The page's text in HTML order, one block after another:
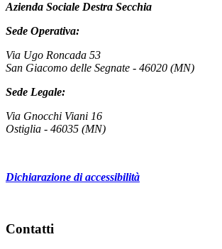
Azienda Sociale Destra Secchia
Sede Operativa:
Via Ugo Roncada 53
San Giacomo delle Segnate - 46020 (MN)
Sede Legale:
Via Gnocchi Viani 16
Ostiglia - 46035 (MN)
Dichiarazione di accessibilità
Contatti